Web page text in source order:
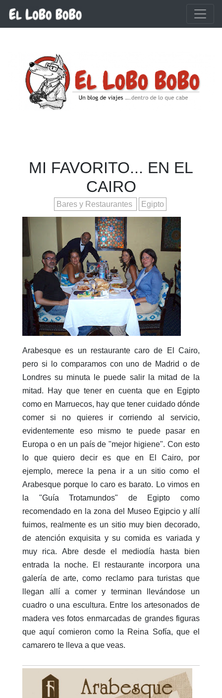
Ir al contenido principal
MI FAVORITO... EN EL
CAIRO
Bares y Restaurantes Egipto
Arabesque es un restaurante caro de El Cairo,
pero si lo comparamos con uno de Madrid o de
Londres su minuta le puede salir la mitad de la
mitad. Hay que tener en cuenta que en Egipto
como en Marruecos, hay que tener cuidado dónde
comer si no quieres ir corriendo al servicio,
evidentemente eso mismo te puede pasar en
Europa o en un país de "mejor higiene". Con esto
lo que quiero decir es que en El Cairo, por
ejemplo, merece la pena ir a un sitio como el
Arabesque porque lo caro es barato. Lo vimos en
la "Guía Trotamundos" de Egipto como
recomendado en la zona del Museo Egipcio y allí
fuimos, realmente es un sitio muy bien decorado,
de atención exquisita y su comida es variada y
muy rica. Abre desde el mediodía hasta bien
entrada la noche. El restaurante incorpora una
galería de arte, como reclamo para turistas que
llegan allí a comer y terminan llevándose un
cuadro o una escultura. Entre los artesonados de
madera ves fotos enmarcadas de grandes figuras
que aquí comieron como la Reina Sofía, que el
camarero te lleva a que veas.